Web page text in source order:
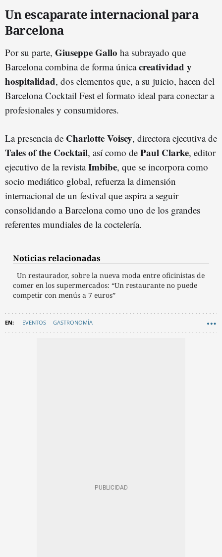
Un escaparate internacional para
Barcelona
Por su parte, Giuseppe Gallo ha subrayado que
Barcelona combina de forma únicacreatividad y
hospitalidad, dos elementos que, a su juicio, hacen del
Barcelona Cocktail Fest el formato ideal para conectar a
profesionales y consumidores.
La presencia de Charlotte Voisey, directora ejecutiva de
Tales of the Cocktail, así como de Paul Clarke, editor
ejecutivo de la revistaImbibe, que se incorpora como
socio mediático global, refuerza la dimensión
internacional de un festival que aspira a seguir
consolidando a Barcelona como uno de los grandes
referentes mundiales de la coctelería.
Noticias relacionadas
Un restaurador, sobre la nueva moda entre oficinistas de
comer en los supermercados: “Un restaurante no puede
competir con menús a 7 euros”
EVENTOS GASTRONOMÍA